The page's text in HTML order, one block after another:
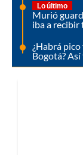
Lo último
Murió
iba a recibir
¿Habrá
Bogotá?